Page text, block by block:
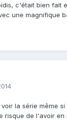
c'était bien fait
une magnifique
la série même si
risque de l'avoir en